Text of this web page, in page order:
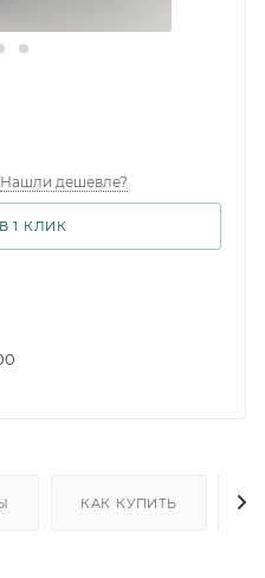
Нашли дешевле?
1 КЛИК
КАК КУПИТЬ